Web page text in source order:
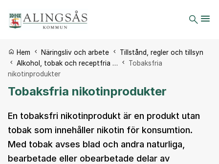
Du är här:
Hem Näringsliv och arbete
Tillstånd, regler och tillsyn
Alkohol, tobak och receptfria …
Tobaksfria
nikotinprodukter
Tobaksfria nikotinprodukter
En tobaksfri nikotinprodukt är en produkt utan
tobak som innehåller nikotin för konsumtion.
Med tobak avses blad och andra naturliga,
bearbetade eller obearbetade delar av